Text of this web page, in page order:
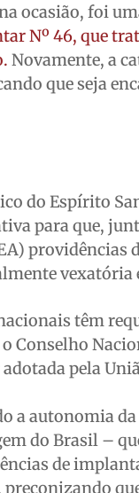
ocasião, foi
Nº 46, que
Novamente, a
que seja
do Espírito
para que,
providências
têm
Conselho
pela
a autonomia
do Brasil –
de